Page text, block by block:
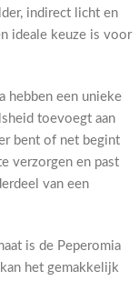
indirect licht en
ideale keuze is voor
hebben een unieke
toevoegt aan
bent of net begint
verzorgen en past
van een
is de Peperomia
het gemakkelijk